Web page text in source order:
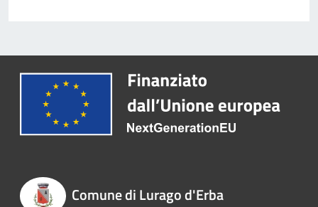
Comune di Lurago d'Erba